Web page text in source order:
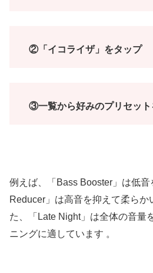
②「イコライザ」をタップ
③一覧から好みのプリセット
例えば、「Bass Booster」は低
Reducer」は高音を抑えて柔らか
た、「Late Night」は全体の音量
ニングに適しています 。